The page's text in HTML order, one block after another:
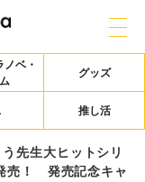
ノベ・
グッズ
推し活
先生大ヒットシリ
売！ 発売記念キャ